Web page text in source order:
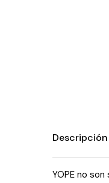
Descripción
YOPE no